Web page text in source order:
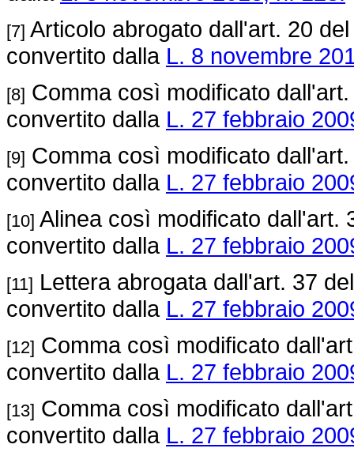
[7] Articolo abrogato dall'art. 20
convertito dalla L. 8 novembre
[8] Comma così modificato
convertito dalla L. 27 febbraio
[9] Comma così modificato
convertito dalla L. 27 febbraio
[10] Alinea così modificato dall'art.
convertito dalla L. 27 febbraio
[11] Lettera abrogata dall'art. 37
convertito dalla L. 27 febbraio
[12] Comma così modificato
convertito dalla L. 27 febbraio
[13] Comma così modificato
convertito dalla L. 27 febbraio